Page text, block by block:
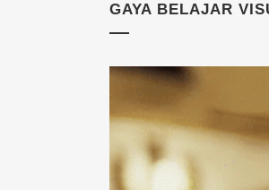
GAYA BELAJAR